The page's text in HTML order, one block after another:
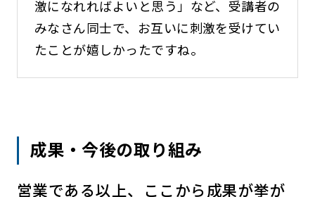
激になれればよいと思う」など、受講者の
みなさん同士で、お互いに刺激を受けてい
たことが嬉しかったですね。
成果・今後の取り組み
営業である以上、ここから成果が挙が